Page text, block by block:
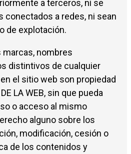
a terceros, ni se
conectados a redes, ni sean
de explotación.
nombres
distintivos de cualquier
el sitio web son propiedad
LA WEB, sin que pueda
o acceso al mismo
alguno sobre los
modificación, cesión o
de los contenidos y